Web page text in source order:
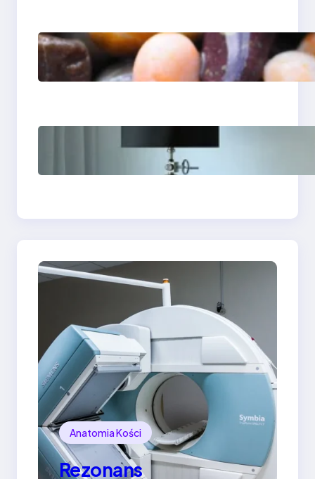
Ile kosztuje aparat
ortodontyczny —
przewodnik po
psychodynamiczna w
Bydgoszczy — jak
Anatomia Kości
Rezonans